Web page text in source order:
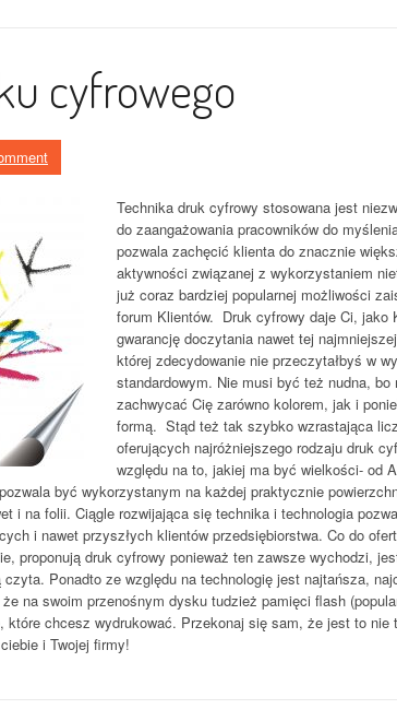
cyfrowego
Technika druk cyfrowy stosowana jest
do zaangażowania pracowników do
pozwala zachęcić klienta do znacznie
aktywności związanej z wykorzystaniem
już coraz bardziej popularnej możliwości
forum Klientów. Druk cyfrowy daje Ci, jako
gwarancję doczytania nawet tej
której zdecydowanie nie przeczytałbyś w
standardowym. Nie musi być też nudna, bo
zachwycać Cię zarówno kolorem, jak i
formą. Stąd też tak szybko wzrastająca
oferujących najróżniejszego rodzaju druk
względu na to, jakiej ma być wielkości- od
być wykorzystanym na każdej praktycznie
i na folii. Ciągle rozwijająca się technika i technologia
i nawet przyszłych klientów przedsiębiorstwa. Co do
proponują druk cyfrowy ponieważ ten zawsze wychodzi,
Ponadto ze względu na technologię jest najtańsza,
na swoim przenośnym dysku tudzież pamięci flash
które chcesz wydrukować. Przekonaj się sam, że jest to nie
i Twojej firmy!